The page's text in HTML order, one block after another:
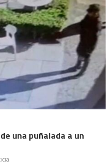
una puñalada a un